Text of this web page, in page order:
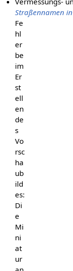
Straßennamen
Fe
hl
er
be
im
Er
st
ell
en
de
s
Vo
rsc
ha
ub
ild
es:
Di
e
Mi
ni
at
ur